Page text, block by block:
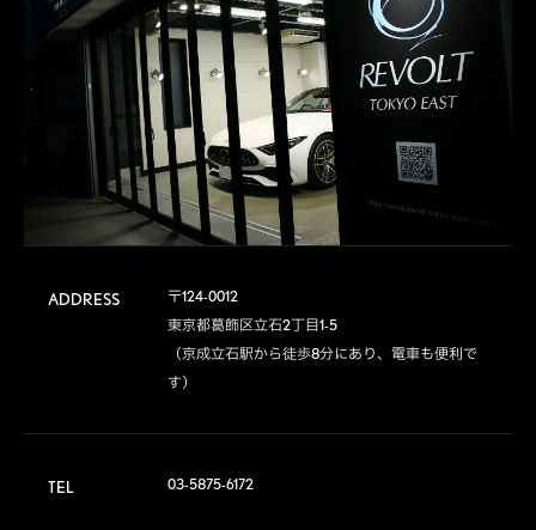
ADDRESS
〒124-0012
東京都葛飾区立石2丁目1-5
（京成立石駅から徒歩8分にあり、電車も便利で
す）
TEL 03-5875-6172